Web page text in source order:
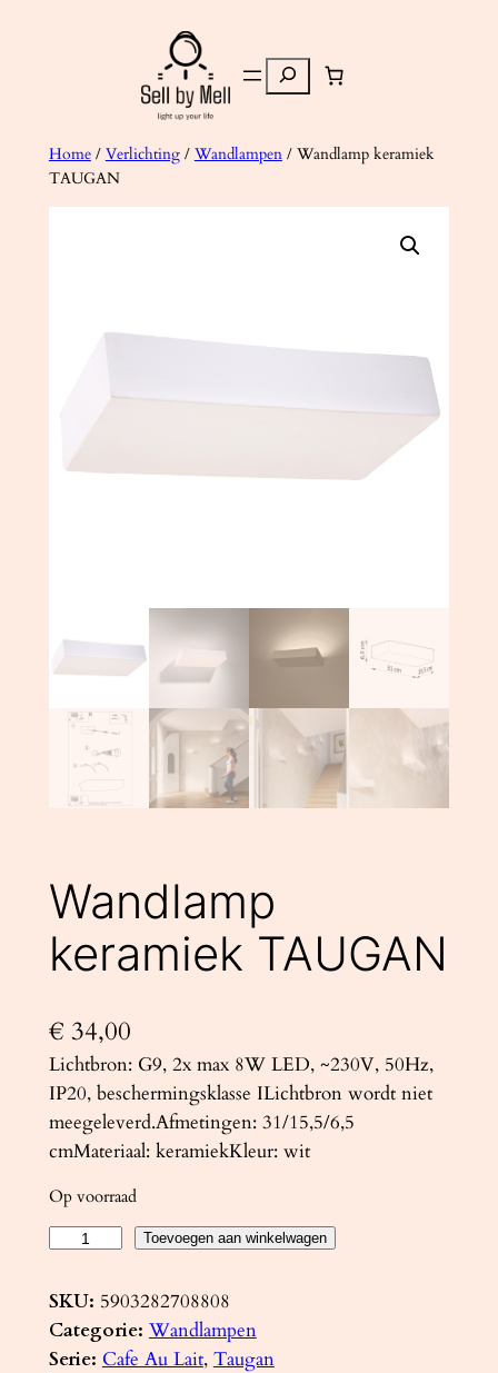
Zoeken
Home/ Verlichting/ Wandlampen/ Wandlamp keramiek
TAUGAN
Wandlamp
keramiek TAUGAN
€ 34,00
Lichtbron: G9, 2x max 8W LED, ~230V, 50Hz,
IP20, beschermingsklasse ILichtbron wordt niet
meegeleverd.Afmetingen: 31/15,5/6,5
cmMateriaal: keramiekKleur: wit
Op voorraad
n
d
l
Toevoegen aan winkelwagen
SKU: 5903282708808
Categorie: Wandlampen
Serie: Cafe Au Lait, Taugan